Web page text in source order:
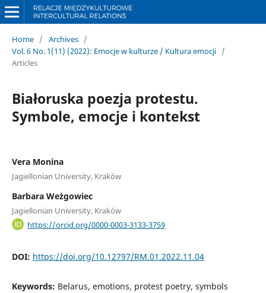
Home / Archives /
Vol. 6 No. 1(11) (2022): Emocje w kulturze / Kultura emocji /
Articles
Białoruska poezja protestu.
Symbole, emocje i kontekst
Vera Monina
Jagiellonian University, Kraków
Barbara Weżgowiec
Jagiellonian University, Kraków
https://orcid.org/0000-0003-3133-3759
DOI: https://doi.org/10.12797/RM.01.2022.11.04
Keywords: Belarus, emotions, protest poetry, symbols